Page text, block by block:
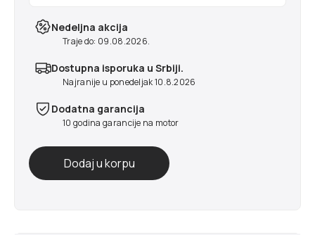
Nedeljna akcija
Traje do: 09.08.2026.
Dostupna isporuka u Srbiji.
Najranije u ponedeljak 10.8.2026
Dodatna garancija
10 godina garancije na motor